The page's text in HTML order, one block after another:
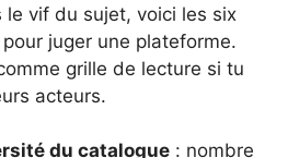
le vif du sujet, voici les six
pour juger une plateforme.
grille de lecture si tu
acteurs.
du catalogue : nombre